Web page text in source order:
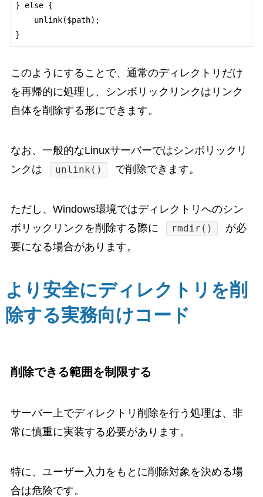
} else {
}
このようにすることで、通常のディレクトリだけ
を再帰的に処理し、シンボリックリンクはリンク
自体を削除する形にできます。
なお、一般的なLinuxサーバーではシンボリックリ
ンクは
unlink() で削除できます。
ただし、Windows環境ではディレクトリへのシン
ボリックリンクを削除する際に
rmdir()
が必
要になる場合があります。
より安全にディレクトリを削
除する実務向けコード
削除できる範囲を制限する
サーバー上でディレクトリ削除を行う処理は、非
常に慎重に実装する必要があります。
特に、ユーザー入力をもとに削除対象を決める場
合は危険です。